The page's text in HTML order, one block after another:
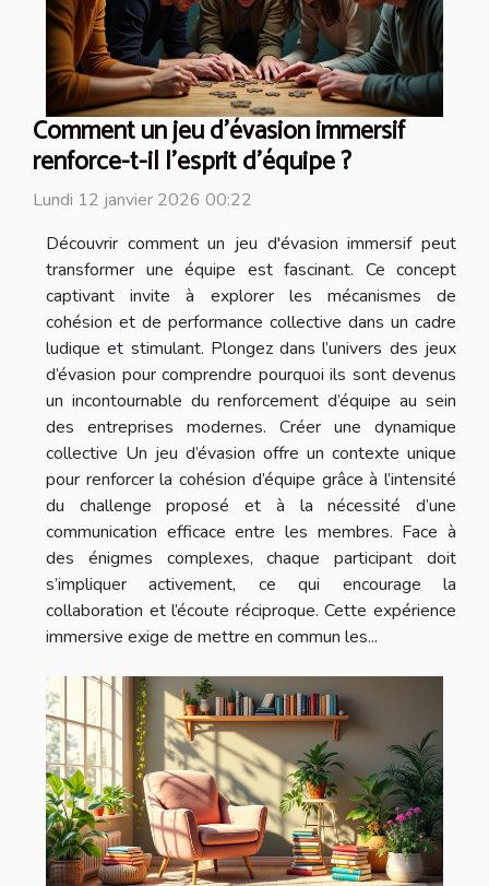
Comment un jeu d'évasion immersif
renforce-t-il l'esprit d'équipe ?
Lundi 12 janvier 2026 00:22
Découvrir comment un jeu d'évasion immersif peut
transformer une équipe est fascinant. Ce concept
captivant invite à explorer les mécanismes de
cohésion et de performance collective dans un cadre
ludique et stimulant. Plongez dans l’univers des jeux
d’évasion pour comprendre pourquoi ils sont devenus
un incontournable du renforcement d’équipe au sein
des entreprises modernes. Créer une dynamique
collective Un jeu d’évasion offre un contexte unique
pour renforcer la cohésion d’équipe grâce à l’intensité
du challenge proposé et à la nécessité d’une
communication efficace entre les membres. Face à
des énigmes complexes, chaque participant doit
s’impliquer activement, ce qui encourage la
collaboration et l’écoute réciproque. Cette expérience
immersive exige de mettre en commun les...